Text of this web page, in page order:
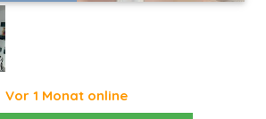
Vor 1 Monat online